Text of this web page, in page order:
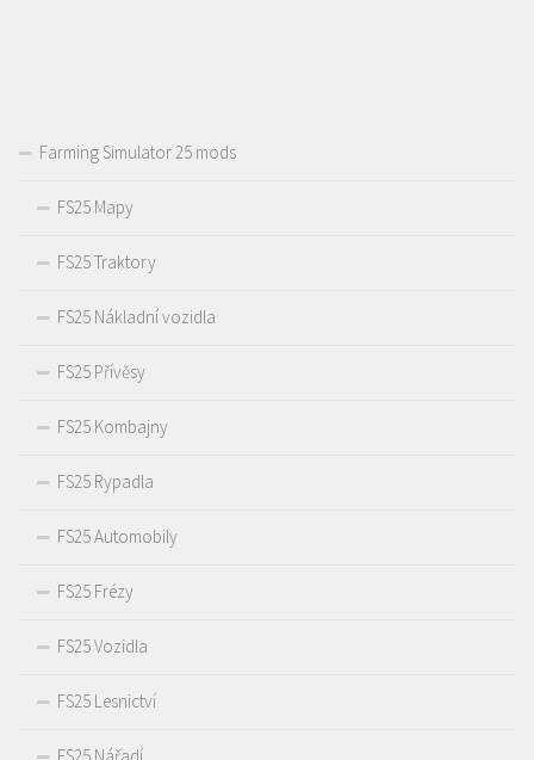
Farming Simulator 25 mods
FS25 Mapy
FS25 Traktory
FS25 Nákladní vozidla
FS25 Přívěsy
FS25 Kombajny
FS25 Rypadla
FS25 Automobily
FS25 Frézy
FS25 Vozidla
FS25 Lesnictví